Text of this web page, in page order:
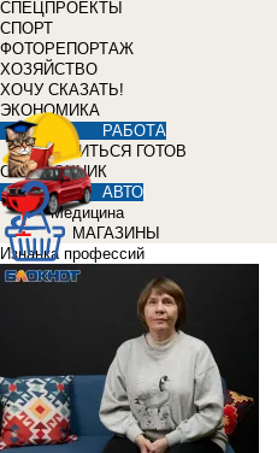
СПЕЦПРОЕКТЫ
СПОРТ
ФОТОРЕПОРТАЖ
ХОЗЯЙСТВО
ХОЧУ СКАЗАТЬ!
ЭКОНОМИКА
РАБОТА
УЧИТЬСЯ ГОТОВ
СПРАВОЧНИК
АВТО
Медицина
МАГАЗИНЫ
Изнанка профессий